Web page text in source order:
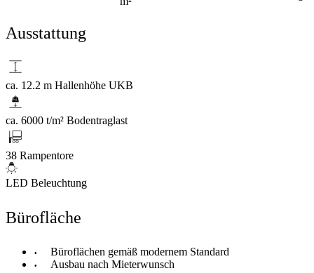
Ausstattung
ca. 12.2 m Hallenhöhe UKB
ca. 6000 t/m² Bodentraglast
38 Rampentore
LED Beleuchtung
Bürofläche
Büroflächen gemäß modernem Standard
Ausbau nach Mieterwunsch